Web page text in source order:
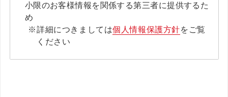
小限のお客様情報を関係する第三者に提供するた
め
詳細につきましては個人情報保護方針をご覧
ください